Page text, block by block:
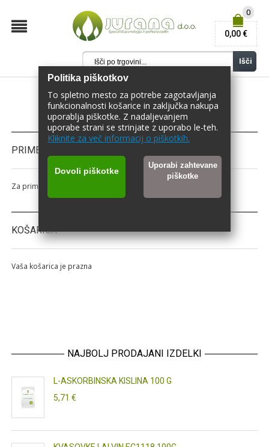
Politika piškotkov
To spletno mesto za potrebe zagotavljanja
funkcionalnosti košarice in zaključka nakupa
uporablja piškotke. Z nadaljevanjem
uporabe strani se strinjate z uporabo le-teh.
Kliknite za več informacij o piškotkih.
Dovoli piškotke
Uporabi zahtevane
piškotke
Išči
0
0,00 €
PRIMERJAJ IZDELKE
Za primerjavo nimate izbranega nobenega izdelka.
KOŠARICA
Vaša košarica je prazna
NAJBOLJ PRODAJANI IZDELKI
L-ASKORBINSKA KISLINA 100 G
5,71 €